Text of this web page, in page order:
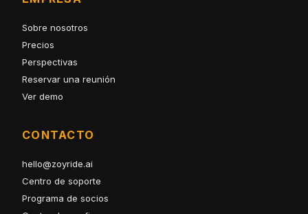
Sobre nosotros
Precios
Perspectivas
Reservar una reunión
Ver demo
CONTACTO
hello@zoyride.ai
Centro de soporte
Programa de socios